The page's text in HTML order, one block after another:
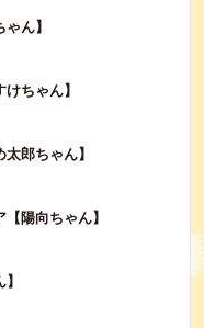
ん】
ちゃん】
郎ちゃん】
陽向ちゃん】